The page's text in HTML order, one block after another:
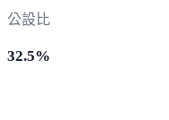
公設比
32.5%